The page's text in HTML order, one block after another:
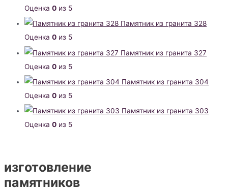
Оценка 0 из 5
Памятник из гранита 328
Оценка 0 из 5
Памятник из гранита 327
Оценка 0 из 5
Памятник из гранита 304
Оценка 0 из 5
Памятник из гранита 303
Оценка 0 из 5
изготовление
памятников